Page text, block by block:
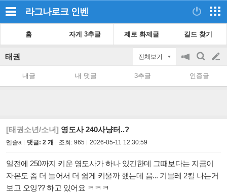
라그나로크 인벤
홈 자게 3추글 제로 화제글 길드 찾기
태권 전체보기
공
on/off
검
색
글
쓰
내글 내 댓글 3추글 인증글
[태권소년/소녀] 영도사 240사냥터..?
멘솔a 댓글: 2 개 조회: 965 2026-05-11 12:30:59
일전에 250까지 키운 영도사가 하나 있긴한데 그때보다는 지금이
자본도 좀 더 늘어서 더 쉽게 키울까 했는데 음... 기믈레 2킬 나는거
보고 오잉?? 하고 있어요 ㅋㅋㅋ